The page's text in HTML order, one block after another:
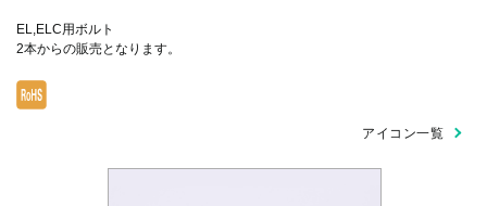
EL,ELC用ボルト
2本からの販売となります。
アイコン一覧